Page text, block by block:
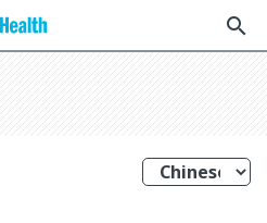
search